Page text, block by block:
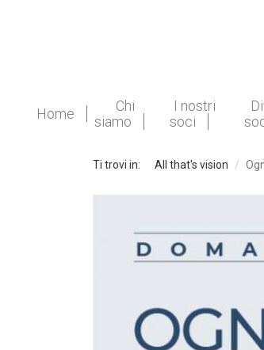
Home
Chi
siamo
I nostri
soci
Ti trovi in: All that's vision